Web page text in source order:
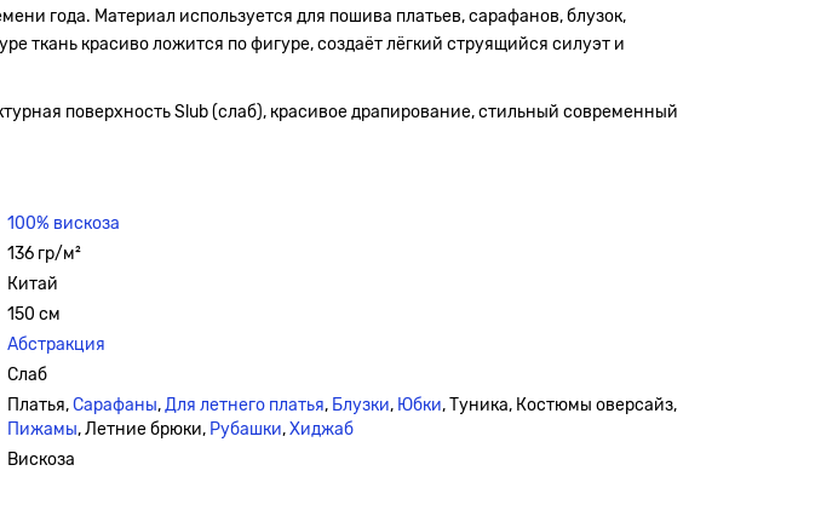
года. Материал используется для пошива платьев, сарафанов, блузок,
ткань красиво ложится по фигуре, создаёт лёгкий струящийся силуэт и
поверхность Slub (слаб), красивое драпирование, стильный современный
100% вискоза
136 гр/м²
Китай
150 см
Абстракция
Слаб
Платья,Сарафаны,Для летнего платья, Блузки, Юбки, Туника, Костюмы оверсайз,
Пижамы, Летние брюки, Рубашки,Хиджаб
Вискоза